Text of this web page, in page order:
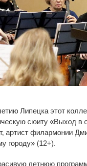
Липецка этот
сюиту «Выход в
артист филармонии
городу» (12+).
летнюю